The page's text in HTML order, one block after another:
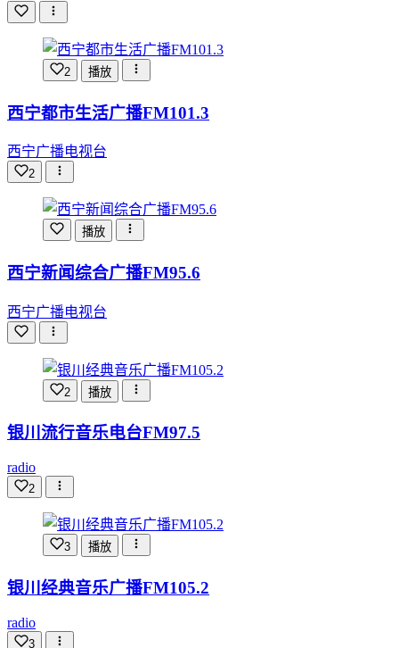
2 播放
西宁都市生活广播FM101.3
西宁广播电视台
2
播放
西宁新闻综合广播FM95.6
西宁广播电视台
2 播放
银川流行音乐电台FM97.5
radio
2
3 播放
银川经典音乐广播FM105.2
radio
3